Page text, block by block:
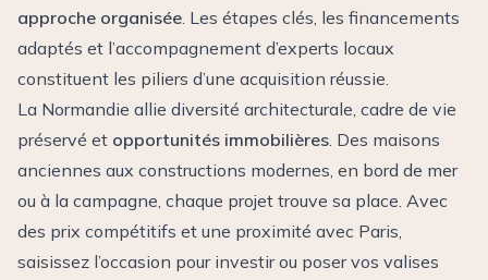
approche organisée. Les étapes clés, les financements
adaptés et l’accompagnement d’experts locaux
constituent les piliers d’une acquisition réussie.
La Normandie allie diversité architecturale, cadre de vie
préservé et opportunités immobilières. Des maisons
anciennes aux constructions modernes, en bord de mer
ou à la campagne, chaque projet trouve sa place. Avec
des prix compétitifs et une proximité avec Paris,
saisissez l’occasion pour investir ou poser vos valises